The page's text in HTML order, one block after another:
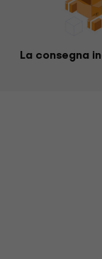
La consegna